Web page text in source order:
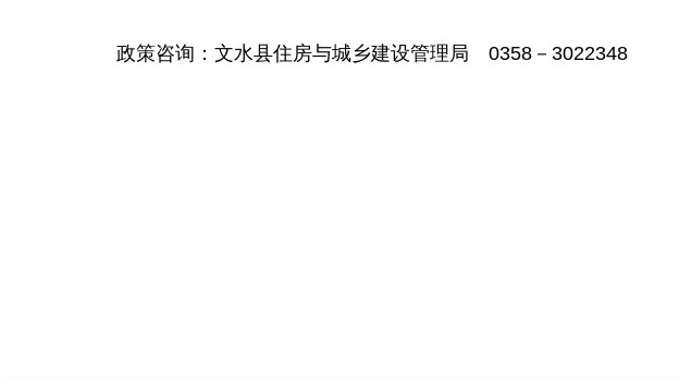
政策咨询： 文水县住房与城乡建设管理局 0358－3022348